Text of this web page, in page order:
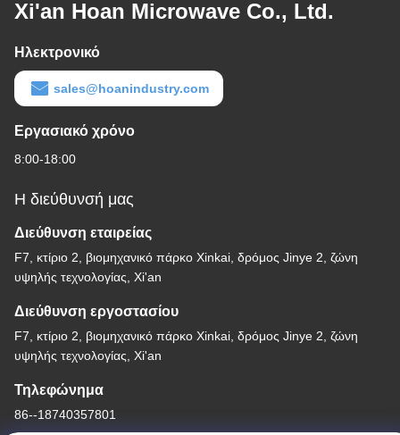
Xi'an Hoan Microwave Co., Ltd.
Ηλεκτρονικό
sales@hoanindustry.com
Εργασιακό χρόνο
8:00-18:00
Η διεύθυνσή μας
Διεύθυνση εταιρείας
F7, κτίριο 2, βιομηχανικό πάρκο Xinkai, δρόμος Jinye 2, ζώνη
υψηλής τεχνολογίας, Xi'an
Διεύθυνση εργοστασίου
F7, κτίριο 2, βιομηχανικό πάρκο Xinkai, δρόμος Jinye 2, ζώνη
υψηλής τεχνολογίας, Xi'an
Τηλεφώνημα
86--18740357801